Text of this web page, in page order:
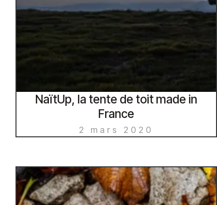
NaïtUp, la tente de toit made in
France
2 mars 2020